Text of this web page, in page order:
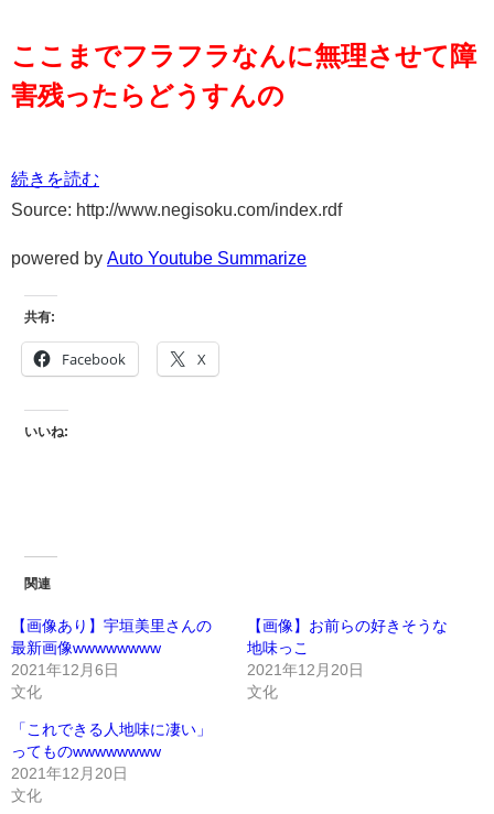
ここまでフラフラなんに無理させて障
害残ったらどうすんの
続きを読む
Source: http://www.negisoku.com/index.rdf
powered by Auto Youtube Summarize
共有:
Facebook X
いいね:
関連
【画像あり】宇垣美里さんの
最新画像wwwwwwww
2021年12月6日
文化
【画像】お前らの好きそうな
地味っこ
2021年12月20日
文化
「これできる人地味に凄い」
ってものwwwwwwww
2021年12月20日
文化